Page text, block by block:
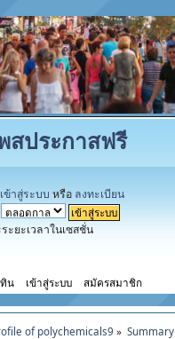
สประกาสฟรี
เข้าสู่ระบบ หรือ ลงทะเบียน
ะยะเวลาในเซสชั่น
น เข้าสู่ระบบ สมัครสมาชิก
of polychemicals9 » Summary